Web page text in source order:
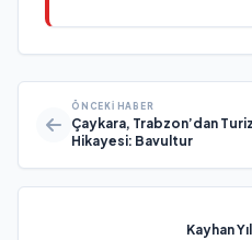
ÖNCEKI HABER
Çaykara, Trabzon’dan
Hikayesi: Bavultur
Kayhan